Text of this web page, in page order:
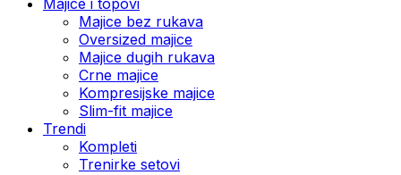
Majice bez rukava
Oversized majice
Majice dugih rukava
Crne majice
Kompresijske majice
Slim-fit majice
Trendi
Kompleti
Trenirke setovi